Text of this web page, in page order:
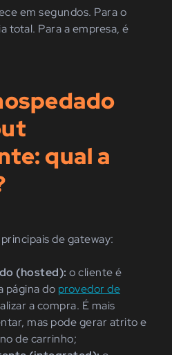
em segundos. Para o
total. Para a empresa, é
qual a
de gateway:
(hosted): o cliente é
página do provedor de
a compra. É mais
mas pode gerar atrito e
de carrinho;